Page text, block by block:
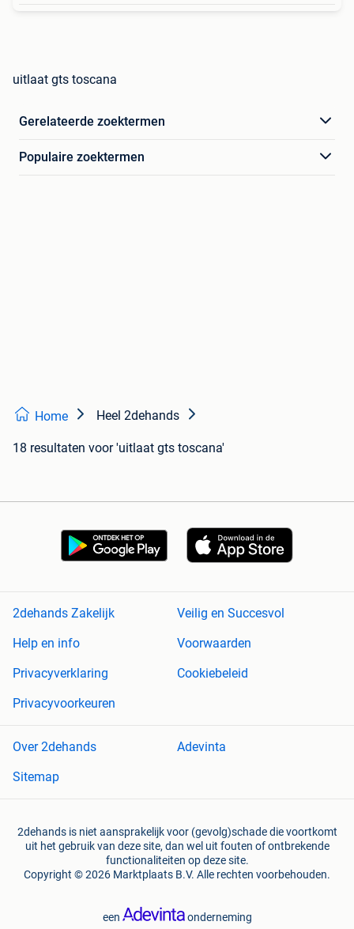
uitlaat gts toscana
Gerelateerde zoektermen
Populaire zoektermen
Home Heel 2dehands
18 resultaten voor 'uitlaat gts toscana'
2dehands Zakelijk
Veilig en Succesvol
Help en info
Voorwaarden
Privacyverklaring
Cookiebeleid
Privacyvoorkeuren
Over 2dehands
Adevinta
Sitemap
2dehands is niet aansprakelijk voor (gevolg)schade die voortkomt
uit het gebruik van deze site, dan wel uit fouten of ontbrekende
functionaliteiten op deze site.
Copyright © 2026 Marktplaats B.V. Alle rechten voorbehouden.
een onderneming